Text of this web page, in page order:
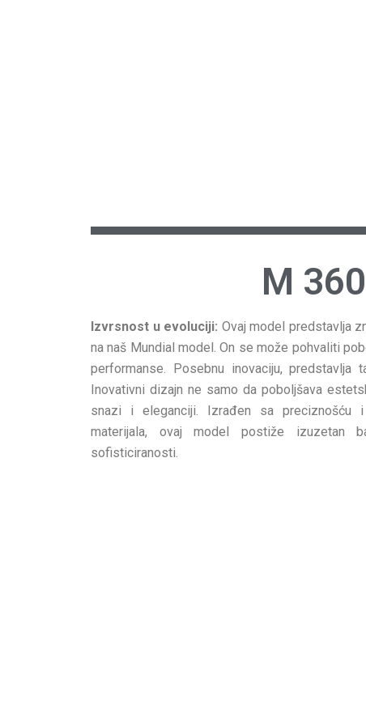
M 360
Izvrsnost u evoluciji: Ovaj model predstavlja
na naš Mundial model. On se može pohvaliti
performanse. Posebnu inovaciju, predstavlja
Inovativni dizajn ne samo da poboljšava
snazi i eleganciji. Izrađen sa preciznošću i
materijala, ovaj model postiže izuzetan
sofisticiranosti.